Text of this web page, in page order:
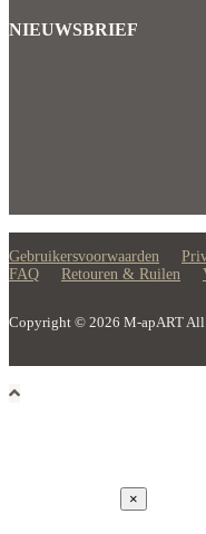
NIEUWSBRIEF
Gebruikersvoorwaarden
FAQ
Retouren & Ruilen
Copyright © 2026 M-apART All
×